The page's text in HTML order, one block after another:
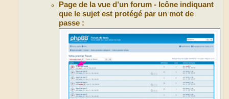
Page de la vue d’un forum - Icône indiquant
que le sujet est protégé par un mot de
passe :